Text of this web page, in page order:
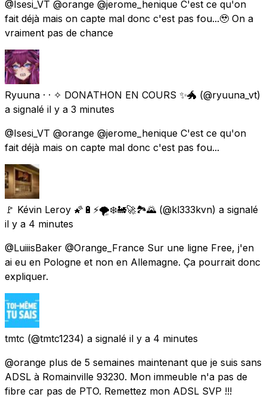
@Isesi_VT @orange @jerome_henique C'est ce qu'on
fait déjà mais on capte mal donc c'est pas fou...🥹 On a
vraiment pas de chance
Ryuuna · · ✧ DONATHON EN COURS ✨🐲 (@ryuuna_vt)
a signalé il y a 3 minutes
@Isesi_VT @orange @jerome_henique C'est ce qu'on
fait déjà mais on capte mal donc c'est pas fou...
🚩 Kévin Leroy 🌠🔋⚡🌪️❄️🚂🚀🏞️🌄 (@kl333kvn) a signalé
il y a 4 minutes
@LuiiisBaker @Orange_France Sur une ligne Free, j'en
ai eu en Pologne et non en Allemagne. Ça pourrait donc
expliquer.
tmtc (@tmtc1234) a signalé il y a 4 minutes
@orange plus de 5 semaines maintenant que je suis sans
ADSL à Romainville 93230. Mon immeuble n'a pas de
fibre car pas de PTO. Remettez mon ADSL SVP !!!